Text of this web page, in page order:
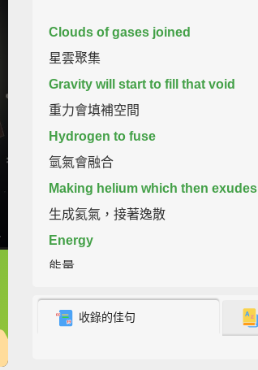
Clouds of gases joined
星雲聚集
Gravity will start to fill that void
重力會填補空間
Hydrogen to fuse
氫氣會融合
Making helium which then exudes
生成氦氣，接著逸散
Energy
能量
喔，往外推
收錄的佳句